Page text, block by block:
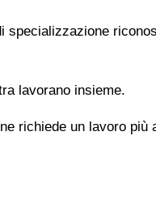
specializzazione
lavorano insieme.
richiede un lavoro più